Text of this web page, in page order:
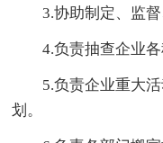
3.协助制定、监督
4.负责抽查企业各
5.负责企业重大活
划。